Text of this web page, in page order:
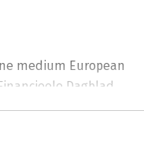
medium European
Dagblad.
van de ondergang